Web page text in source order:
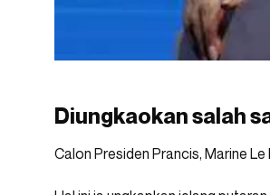
Diungkaokan salah
Calon Presiden Prancis, Marine